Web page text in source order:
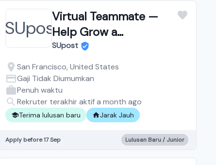
Virtual Teammate —
Help Grow a
Marketplace for
University Students —
Fully Remote, Training
Provided
SUpost
San Francisco, United States
Gaji Tidak Diumumkan
Penuh waktu
Rekruter terakhir aktif a month ago
Terima lulusan baru Jarak Jauh
Apply before 17 Sep Lulusan Baru / Junior